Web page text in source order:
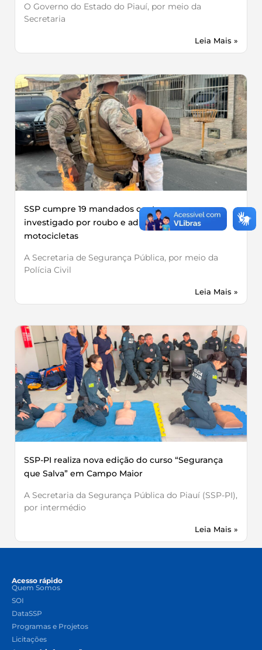
O Governo do Estado do Piauí, por meio da
Secretaria
Leia Mais »
SSP cumpre 19 mandados contra grupo
investigado por roubo e adulteração de
motocicletas
A Secretaria de Segurança Pública, por meio da
Polícia Civil
Leia Mais »
SSP-PI realiza nova edição do curso “Segurança
que Salva” em Campo Maior
A Secretaria da Segurança Pública do Piauí (SSP-PI),
por intermédio
Leia Mais »
Acesso rápido
Quem Somos
SOI
DataSSP
Programas e Projetos
Licitações